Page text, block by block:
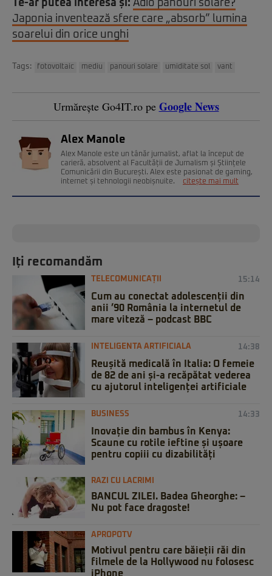
Te-ar putea interesa și: Adio panouri solare?
Japonia inventează sfere care „absorb” lumina
soarelui din orice unghi
Tags: fotovoltaic mediu panouri solare umiditate sol vant
Urmărește Go4IT.ro pe Google News
Alex Manole
Alex Manole este un tânăr jurnalist, aflat la început de
carieră, absolvent al Facultății de Jurnalism și Științele
Comunicării din București. Alex este pasionat de gaming,
internet și tehnologii neobișnuite.
citește mai mult
Iți recomandăm
TELECOMUNICAȚII 15:14
Cum au conectat adolescenții din
anii ’90 România la internetul de
mare viteză – podcast BBC
INTELIGENTA ARTIFICIALA 14:38
Reușită medicală în Italia: O femeie
de 82 de ani și-a recăpătat vederea
cu ajutorul inteligenței artificiale
BUSINESS 14:33
Inovație din bambus în Kenya:
Scaune cu rotile ieftine și ușoare
pentru copiii cu dizabilități
RAZI CU LACRIMI
BANCUL ZILEI. Badea Gheorghe: –
Nu pot face dragoste!
APROPOTV
Motivul pentru care băieții răi din
filmele de la Hollywood nu folosesc
iPhone